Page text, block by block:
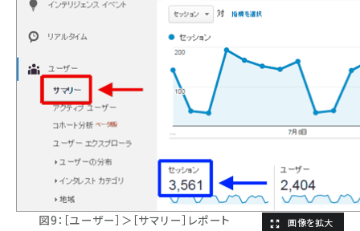
図9：［ユーザー］＞［サマリー］レポート